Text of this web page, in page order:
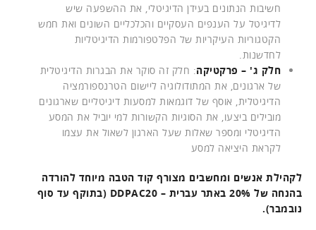
חשיבות הנתונים בעידן הדיגיטלי, את ההשפעה שיש
לדיגיטל על הענפים העסקיים והכלכליים השונים ואת חמש
הקטגוריות העיקריות של הפלטפורמות הדיגיטליות
לחדשנות.
חלק ג' – פרקטיקה: חלק זה סוקר את הבגרות הדיגיטלית
של ארגונים, את המתודולוגיה ליישום הטרנספורמציה
הדיגיטלית, אוסף של דוגמאות למסעות דיגיטליים שארגונים
מובילים ביצעו, את הסוגיות הקשורות למי יוביל את המסע
הדיגיטלי ומספר שאלות שעל הארגון לשאול את עצמו
לקראת היציאה למסע
לקהילת אנשים ומחשבים מצורף קוד הטבה מיוחד להורדה
בהנחה של 20% באתר עברית – DDPAC20 (בתוקף עד סוף
נובמבר).